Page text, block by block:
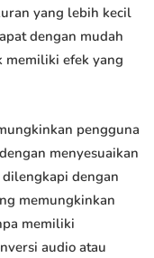
yang lebih kecil
dengan mudah
memiliki efek yang
pengguna
menyesuaikan
dengan
memungkinkan
memiliki
audio atau